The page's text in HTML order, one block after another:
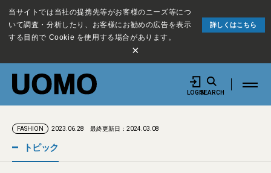
当サイトでは当社の提携先等がお客様のニーズ等につ
いて調査・分析したり、お客様にお勧めの広告を表示
する目的で Cookie を使用する場合があります。
詳しくはこちら
×
LOGINSEARCH
FASHION 2023.06.28 最終更新日：2024.03.08
トピック